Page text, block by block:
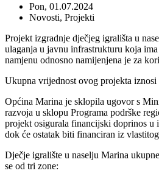
Pon, 01.07.2024
Novosti, Projekti
Projekt izgradnje dječjeg igrališta u
ulaganja u javnu infrastrukturu koja
namjenu odnosno namijenjena je za
Ukupna vrijednost ovog projekta
Općina Marina je sklopila ugovor s
razvoja u sklopu Programa podrške
projekt osigurala financijski doprinos u
dok će ostatak biti financiran iz
Dječje igralište u naselju Marina
se od tri zone: